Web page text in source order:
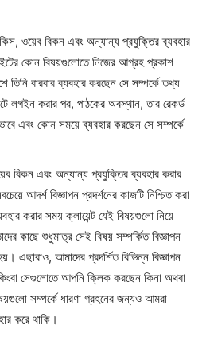
ওয়েব বিকন এবং অন্যান্য প্রযুক্তির ব্যবহার
কোন বিষয়গুলোতে নিজের আগ্রহ প্রকাশ
তিনি বারবার ব্যবহার করছেন সে সম্পর্কে তথ্য
লগইন করার পর, পাঠকের অবস্থান, তার রেকর্ড
এবং কোন সময়ে ব্যবহার করছেন সে সম্পর্কে
বিকন এবং অন্যান্য প্রযুক্তির ব্যবহার করার
আদর্শ বিজ্ঞাপন প্রদর্শনের কাজটি নিশ্চিত করা
করার সময় ক্লায়েন্ট যেই বিষয়গুলো নিয়ে
কাছে শুধুমাত্র সেই বিষয় সম্পর্কিত বিজ্ঞাপন
এছারাও, আমাদের প্রদর্শিত বিভিন্ন বিজ্ঞাপন
সেগুলোতে আপনি ক্লিক করছেন কিনা অথবা
সম্পর্কে ধারণা গ্রহনের জন্যও আমরা
করে থাকি।